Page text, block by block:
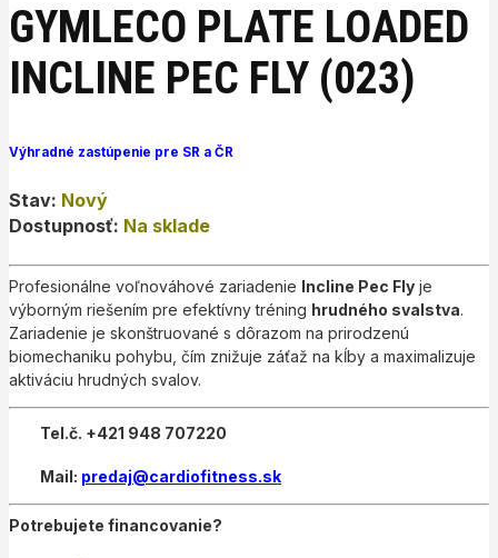
8.520,00 €.
6.790,00 €.
GYMLECO PLATE LOADED
INCLINE PEC FLY (023)
Výhradné zastúpenie pre SR a ČR
Stav: Nový
Dostupnosť: Na sklade
Profesionálne voľnováhové zariadenie Incline Pec Fly je
výborným riešením pre efektívny tréning hrudného svalstva.
Zariadenie je skonštruované s dôrazom na prirodzenú
biomechaniku pohybu, čím znižuje záťaž na kĺby a maximalizuje
aktiváciu hrudných svalov.
Tel.č. +421 948 707220
Mail: predaj@cardiofitness.sk
Potrebujete financovanie?